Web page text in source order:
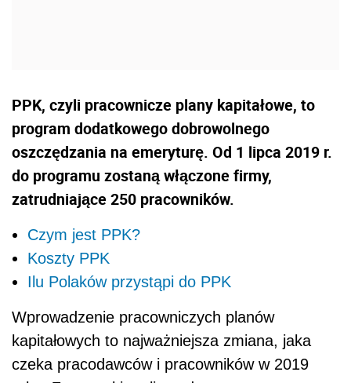
PPK, czyli pracownicze plany kapitałowe, to
program dodatkowego dobrowolnego
oszczędzania na emeryturę. Od 1 lipca 2019 r.
do programu zostaną włączone firmy,
zatrudniające 250 pracowników.
Czym jest PPK?
Koszty PPK
Ilu Polaków przystąpi do PPK
Wprowadzenie pracowniczych planów
kapitałowych to najważniejsza zmiana, jaka
czeka pracodawców i pracowników w 2019